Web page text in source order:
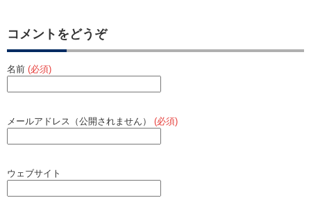
コメントをどうぞ
名前 (必須)
メールアドレス（公開されません） (必須)
ウェブサイト